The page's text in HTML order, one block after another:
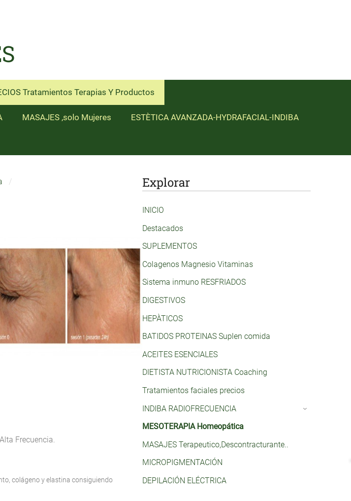
Tratamientos Terapias Y Productos
MASAJES ,solo Mujeres ESTÈTICA AVANZADA-HYDRAFACIAL-INDIBA
Explorar
INICIO
Destacados
SUPLEMENTOS
Colagenos Magnesio Vitaminas
Sistema inmuno RESFRIADOS
DIGESTIVOS
HEPÀTICOS
BATIDOS PROTEINAS Suplen comida
ACEITES ESENCIALES
DIETISTA NUTRICIONISTA Coaching
Tratamientos faciales precios
INDIBA RADIOFRECUENCIA
›
MESOTERAPIA Homeopática
MASAJES Terapeutico,Descontracturante..
MICROPIGMENTACIÓN
DEPILACIÓN ELÉCTRICA
Frecuencia.
colágeno y elastina consiguiendo